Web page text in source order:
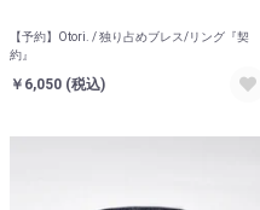
【予約】Otori. / 独り占めブレス/リング『契
約』
￥6,050 (税込)